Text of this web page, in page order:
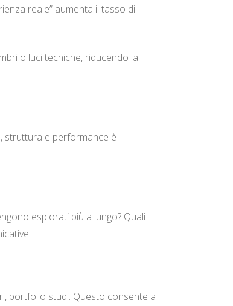
reale” aumenta il tasso di
o luci tecniche, riducendo la
struttura e performance è
esplorati più a lungo? Quali
portfolio studi. Questo consente a